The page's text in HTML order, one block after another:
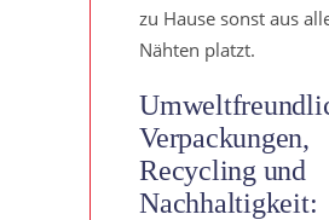
zu Hause sonst aus
Nähten platzt.
Verpackungen,
Recycling und
Nachhaltigkeit: